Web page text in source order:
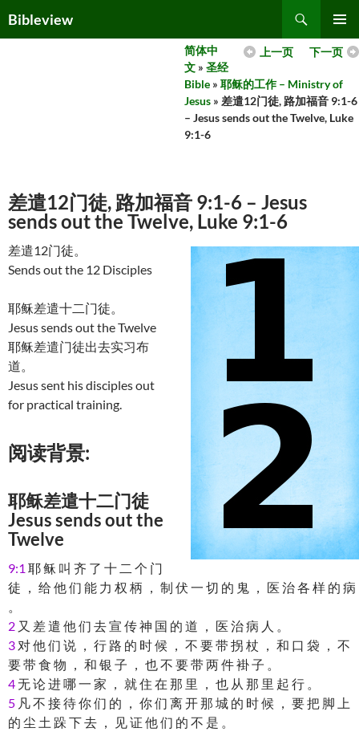
toBibleview
MENU
下一页
上一页
简体中
文 » 圣经
Bible » 耶稣的工作 – Ministry of
Jesus » 差遣12门徒, 路加福音 9:1-6
– Jesus sends out the Twelve, Luke
9:1-6
差遣12门徒, 路加福音 9:1-6 – Jesus
sends out the Twelve, Luke 9:1-6
差遣12门徒。
Sends out the 12 Disciples
耶稣差遣十二门徒。
Jesus sends out the Twelve
耶稣差遣门徒出去实习布
道。
Jesus sent his disciples out
for practical training.
阅读背景:
耶稣差遣十二门徒
Jesus sends out the
Twelve
9:1 耶 稣 叫 齐 了 十 二 个 门
徒 ， 给 他 们 能 力 权 柄 ， 制 伏 一 切 的 鬼 ， 医 治 各 样 的 病
。
2 又 差 遣 他 们 去 宣 传 神 国 的 道 ， 医 治 病 人 。
3 对 他 们 说 ， 行 路 的 时 候 ， 不 要 带 拐 杖 ， 和 口 袋 ， 不
要 带 食 物 ， 和 银 子 ， 也 不 要 带 两 件 褂 子 。
4无 论 进 哪 一 家 ， 就 住 在 那 里 ， 也 从 那 里 起 行 。
5 凡 不 接 待 你 们 的 ， 你 们 离 开 那 城 的 时 候 ， 要 把 脚 上
的 尘 土 跺 下 去 ， 见 证 他 们 的 不 是 。